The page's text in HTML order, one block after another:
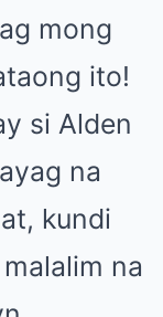
mong
ito!
si Alden
na
kundi
na